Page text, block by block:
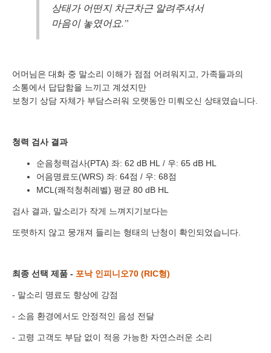
상태가 어떤지 차근차근 알려주셔서
마음이 놓였어요.”
어머님은 대화 중 말소리 이해가 점점 어려워지고, 가족들과의
소통에서 답답함을 느끼고 계셨지만
보청기 상담 자체가 부담스러워 오랫동안 미뤄오신 상태였습니다.
청력 검사 결과
순음청력검사(PTA) 좌: 62 dB HL / 우: 65 dB HL
어음명료도(WRS) 좌: 64점 / 우: 68점
MCL(쾌적청취레벨) 평균 80 dB HL
검사 결과, 말소리가 작게 느껴지기보다는
또렷하지 않고 뭉개져 들리는 형태의 난청이 확인되었습니다.
최종 선택 제품 - 포낙 인피니오70 (RIC형)
- 말소리 명료도 향상에 강점
- 소음 환경에서도 안정적인 음성 전달
- 고령 고객도 부담 없이 적응 가능한 자연스러운 소리
바로 예약하기
이름
센터
예약시간
내용